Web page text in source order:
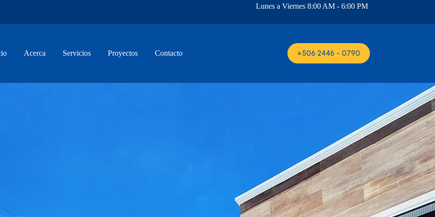
Lunes a Viernes 8:00 AM - 6:00 PM
Acerca Servicios Proyectos Contacto +506 2446 - 0790